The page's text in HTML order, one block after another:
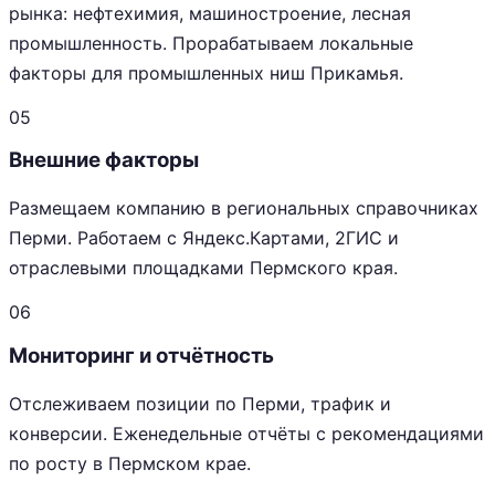
рынка: нефтехимия, машиностроение, лесная
промышленность. Прорабатываем локальные
факторы для промышленных ниш Прикамья.
05
Внешние факторы
Размещаем компанию в региональных справочниках
Перми. Работаем с Яндекс.Картами, 2ГИС и
отраслевыми площадками Пермского края.
06
Мониторинг и отчётность
Отслеживаем позиции по Перми, трафик и
конверсии. Еженедельные отчёты с рекомендациями
по росту в Пермском крае.